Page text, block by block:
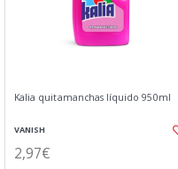
Kalia quitamanchas líquido 950ml
VANISH
2,97€